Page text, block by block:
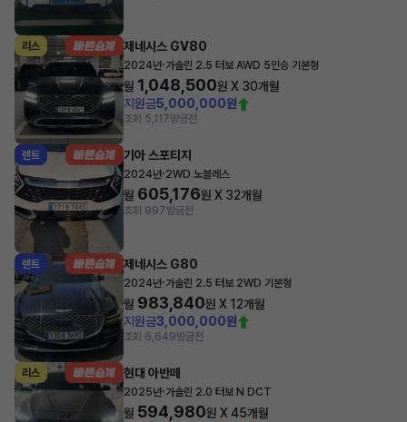
리스 제네시스 GV80
2024년·가솔린 2.5 터보 AWD 5인승 기본형
월 1,048,500원 X 30개월
지원금5,000,000원
조회 5,117방금전
렌트 기아 스포티지
2024년·2WD 노블레스
월 605,176원 X 32개월
조회 997방금전
렌트 제네시스 G80
2024년·가솔린 2.5 터보 2WD 기본형
월 983,840원 X 12개월
지원금3,000,000원
조회 6,649방금전
리스 현대 아반떼
2025년·가솔린 2.0 터보 N DCT
월 594,980원 X45개월